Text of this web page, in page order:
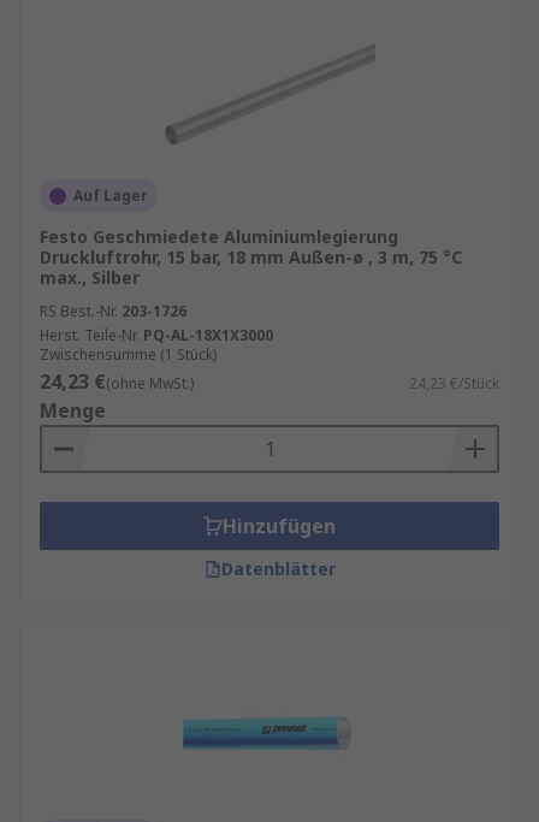
Auf Lager
Festo Geschmiedete Aluminiumlegierung
Druckluftrohr, 15 bar, 18 mm Außen-ø , 3 m, 75 °C
max., Silber
RS Best.-Nr. 203-1726
Herst. Teile-Nr. PQ-AL-18X1X3000
Zwischensumme (1 Stück)
24,23 €(ohne MwSt.) 24,23 €/Stück
Menge
Hinzufügen
Datenblätter